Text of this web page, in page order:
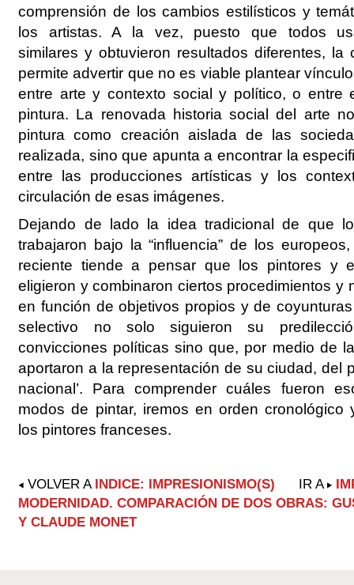
comprensión de los cambios estilísticos y
los artistas. A la vez, puesto que todos
similares y obtuvieron resultados diferentes, la
permite advertir que no es viable plantear
entre arte y contexto social y político, o entre
pintura. La renovada historia social del arte
pintura como creación aislada de las
realizada, sino que apunta a encontrar la
entre las producciones artísticas y los
circulación de esas imágenes.
Dejando de lado la idea tradicional de que
trabajaron bajo la “influencia” de los
reciente tiende a pensar que los pintores y
eligieron y combinaron ciertos procedimientos y
en función de objetivos propios y de
selectivo no solo siguieron su
convicciones políticas sino que, por medio de
aportaron a la representación de su ciudad, del
nacional’. Para comprender cuáles fueron
modos de pintar, iremos en orden cronológico
los pintores franceses.
VOLVER A INDICE: IMPRESIONISMO(S) IR A
MODERNIDAD. COMPARACIÓN DE DOS OBRAS:
Y CLAUDE MONET